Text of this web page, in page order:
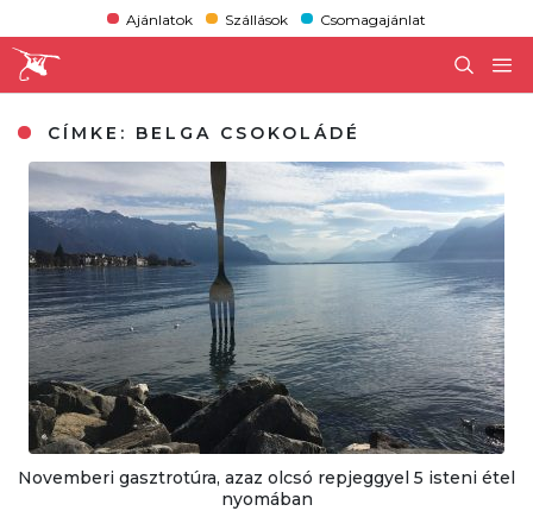
Ajánlatok Szállások Csomagajánlat
CÍMKE: BELGA CSOKOLÁDÉ
Novemberi gasztrotúra, azaz olcsó repjeggyel 5 isteni étel
nyomában